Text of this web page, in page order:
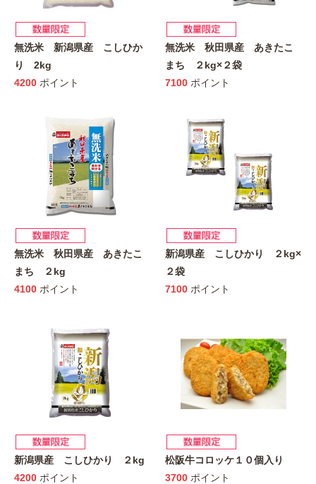
無洗米 新潟県産 こしひか
り 2kg
4200 ポイント
無洗米 秋田県産 あきたこ
まち ２kg×２袋
7100 ポイント
無洗米 秋田県産 あきたこ
まち ２kg
4100 ポイント
新潟県産 こしひかり ２kg×
２袋
7100 ポイント
新潟県産 こしひかり ２kg
4200 ポイント
松阪牛コロッケ１０個入り
3700 ポイント